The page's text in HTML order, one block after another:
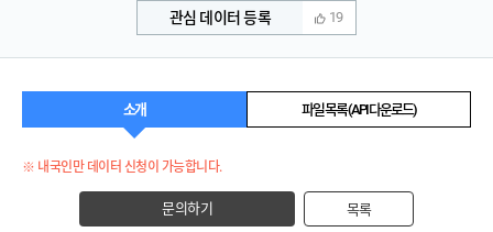
관심 데이터 등록 19
소개 파일 목록 (API 다운로드)
※ 내국인만 데이터 신청이 가능합니다.
문의하기 목록